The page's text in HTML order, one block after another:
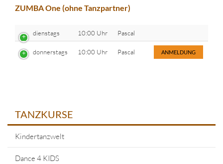
ZUMBA One (ohne Tanzpartner)
dienstags 10:00 Uhr Pascal
donnerstags 10:00 Uhr Pascal ANMELDUNG
TANZKURSE
Kindertanzwelt
Dance 4 KIDS